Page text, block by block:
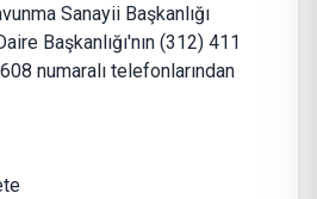
Sanayii Başkanlığı
Başkanlığı'nın (312) 411
numaralı telefonlarından